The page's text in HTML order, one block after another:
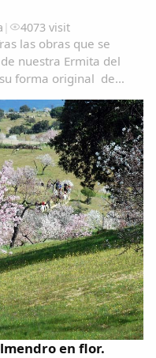
| 4073 visit
las obras que se
nuestra Ermita del
forma original de
en flor.